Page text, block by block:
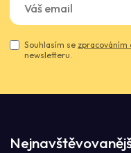
Souhlasím se zpracováním
newsletteru.